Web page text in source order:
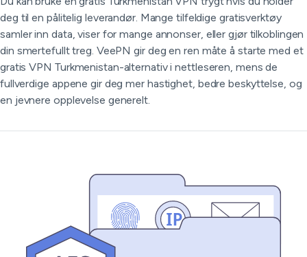
deg til en pålitelig leverandør. Mange tilfeldige gratisverktøy
samler inn data, viser for mange annonser, eller gjør tilkoblingen
din smertefullt treg. VeePN gir deg en ren måte å starte med et
gratis VPN Turkmenistan-alternativ i nettleseren, mens de
fullverdige appene gir deg mer hastighet, bedre beskyttelse, og
en jevnere opplevelse generelt.